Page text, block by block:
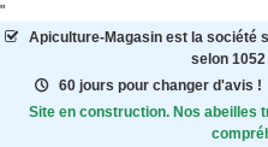
"
Apiculture-Magasinest la société
selon 1052
60 jours pour changer d'avis !
Site en construction. Nos abeilles